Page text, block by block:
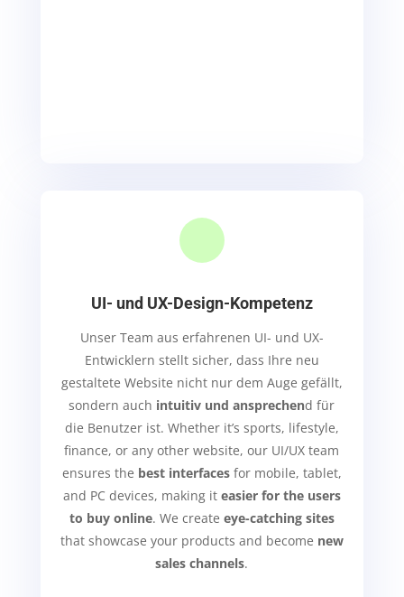
UI- und UX-Design-Kompetenz
Unser Team aus erfahrenen UI- und UX-
Entwicklern stellt sicher, dass Ihre neu
gestaltete Website nicht nur dem Auge gefällt,
sondern auch intuitiv und ansprechend für
die Benutzer ist. Whether it’s sports, lifestyle,
finance, or any other website, our UI/UX team
ensures the best interfacesfor mobile, tablet,
and PC devices, making it easier for the users
to buy online. We create eye-catching sites
that showcase your products and become new
sales channels.